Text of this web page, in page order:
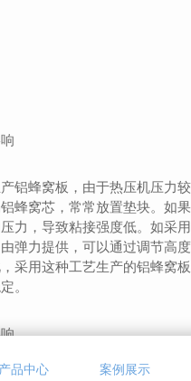
铝蜂窝板，由于热压机压力
蜂窝芯，常常放置垫块。如
力，导致粘接强度低。如采
弹力提供，可以通过调节高
采用这种工艺生产的铝蜂窝
。
产品中心 案例展示